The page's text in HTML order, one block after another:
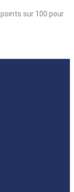
points sur 100 pour